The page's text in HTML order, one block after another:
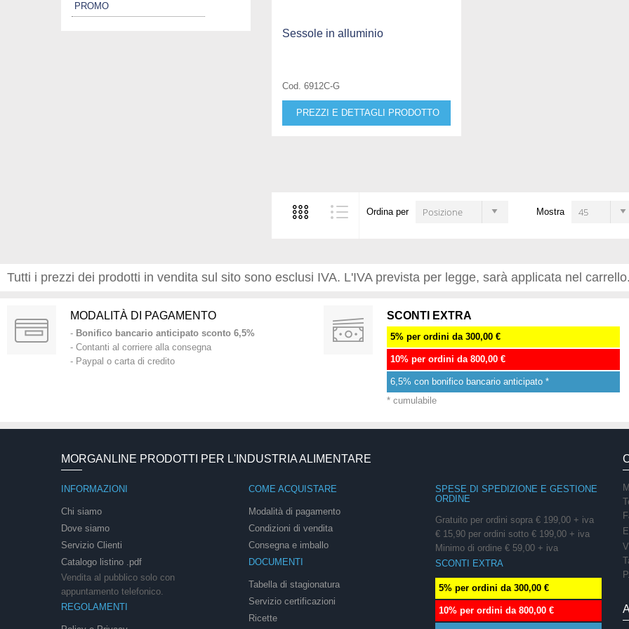
PROMO
Sessole in alluminio
Cod. 6912C-G
PREZZI E DETTAGLI PRODOTTO
Ordina per Posizione Mostra 45
Tutti i prezzi dei prodotti in vendita sul sito sono esclusi IVA. L'IVA prevista per legge, sarà applicata nel carrello.
MODALITÀ DI PAGAMENTO
- Bonifico bancario anticipato sconto 6,5%
- Contanti al corriere alla consegna
- Paypal o carta di credito
SCONTI EXTRA
5% per ordini da 300,00 €
10% per ordini da 800,00 €
6,5% con bonifico bancario anticipato *
* cumulabile
MORGANLINE PRODOTTI PER L'INDUSTRIA ALIMENTARE
INFORMAZIONI
Chi siamo
Dove siamo
Servizio Clienti
Catalogo listino .pdf
Vendita al pubblico solo con
appuntamento telefonico.
REGOLAMENTI
COME ACQUISTARE
Modalità di pagamento
Condizioni di vendita
Consegna e imballo
DOCUMENTI
Tabella di stagionatura
Servizio certificazioni
Ricette
SPESE DI SPEDIZIONE E GESTIONE
ORDINE
Gratuito per ordini sopra € 199,00 + iva
€ 15,90 per ordini sotto € 199,00 + iva
Minimo di ordine € 59,00 + iva
SCONTI EXTRA
5% per ordini da 300,00 €
10% per ordini da 800,00 €